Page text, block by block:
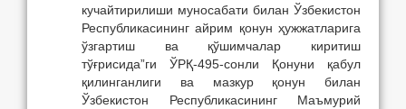
кучайтирилиши муносабати билан Ўзбекистон
Республикасининг айрим қонун ҳужжатларига
ўзгартиш ва қўшимчалар киритиш
тўғрисида”ги ЎРҚ-495-сонли Қонуни қабул
қилинганлиги ва мазкур қонун билан
Ўзбекистон Республикасининг Маъмурий